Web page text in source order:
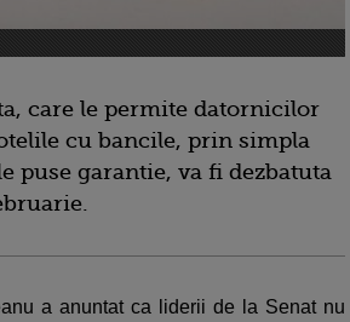
care le permite datornicilor
cu bancile, prin simpla
puse garantie, va fi dezbatuta
a anuntat ca liderii de la Senat nu